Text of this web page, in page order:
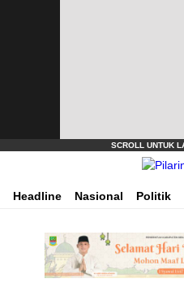
Headline
Nasional Politik